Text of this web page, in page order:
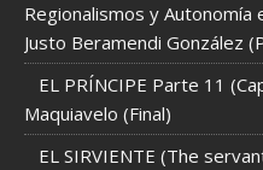
Regionalismos y Autonomía
Justo Beramendi González
EL PRÍNCIPE Parte 11
Maquiavelo (Final)
EL SIRVIENTE (The